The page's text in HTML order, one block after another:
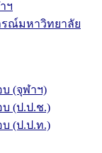
ฯ
รณ์มหาวิทยาลัย
(จุฬาฯ)
(ป.ป.ช.)
(ป.ป.ท.)